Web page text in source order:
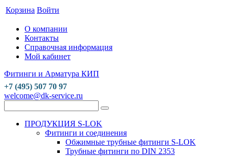
Корзина Войти
О компании
Контакты
Справочная информация
Мой кабинет
Фитинги и Арматура КИП
+7 (495) 507 70 97
welcome@dk-service.ru
ПРОДУКЦИЯ S-LOK
Фитинги и соединения
Обжимные трубные фитинги S-LOK
Трубные фитинги по DIN 2353